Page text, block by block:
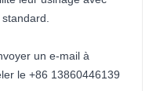
un e-mail à
le +86 13860446139